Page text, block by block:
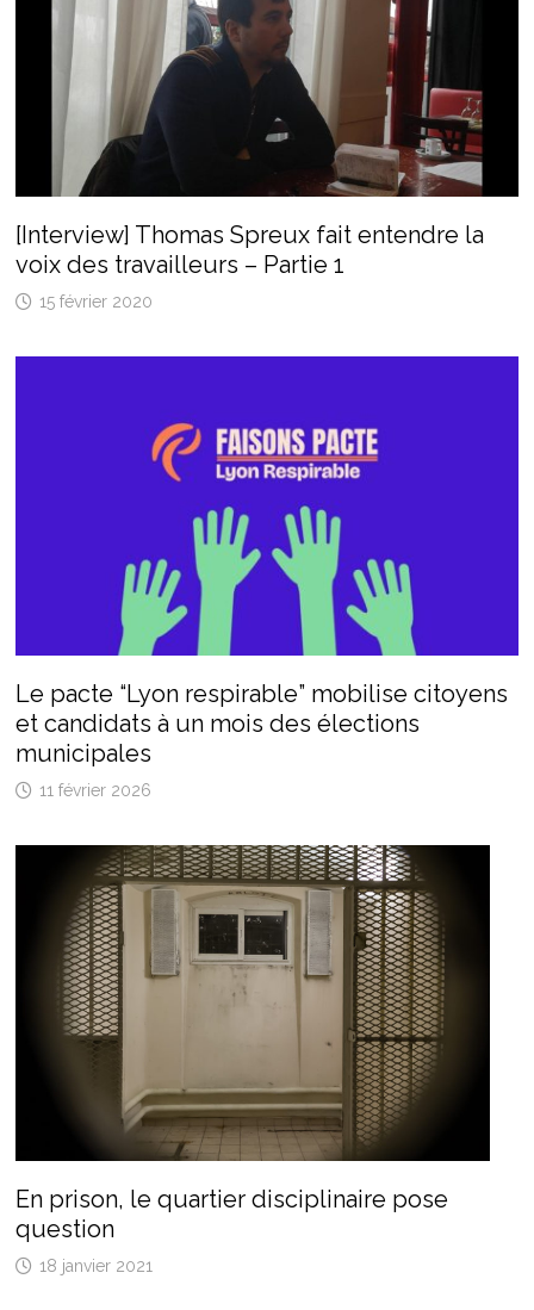
[Interview] Thomas Spreux fait entendre la
voix des travailleurs – Partie 1
15 février 2020
Le pacte “Lyon respirable” mobilise citoyens
et candidats à un mois des élections
municipales
11 février 2026
En prison, le quartier disciplinaire pose
question
18 janvier 2021